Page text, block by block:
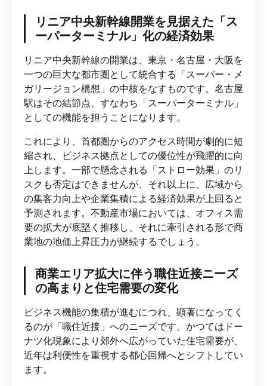
リニア中央新幹線開業を見据えた「ス
ーパーターミナル」化の経済効果
リニア中央新幹線の開業は、東京・名古屋・大阪を
一つの巨大な都市圏として統合する「スーパー・メ
ガリージョン構想」の中核をなすものです。名古屋
駅はその結節点、すなわち「スーパーターミナル」
としての機能を担うことになります。
これにより、首都圏からのアクセス時間が劇的に短
縮され、ビジネス拠点としての優位性が飛躍的に向
上します。一部で懸念される「ストロー効果」のリ
スクも否定はできませんが、それ以上に、広域から
の集客力向上や企業集積による経済効果が上回ると
予測されます。不動産市場においては、オフィス需
要の拡大が底堅く推移し、それに牽引される形で商
業地の地価上昇圧力が継続するでしょう。
商業エリア拡大に伴う職住近接ニーズ
の高まりと住宅需要の変化
ビジネス機能の集積が進むにつれ、顕著になってく
るのが「職住近接」へのニーズです。かつてはドー
ナツ化現象により郊外へ広がっていた住宅需要が、
近年は利便性を重視する都心回帰へとシフトしてい
ます。